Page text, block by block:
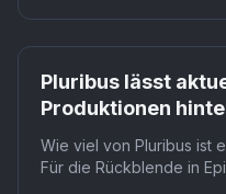
Pluribus lässt
Produktionen
Wie viel von Pluribus ist
Für die Rückblende in